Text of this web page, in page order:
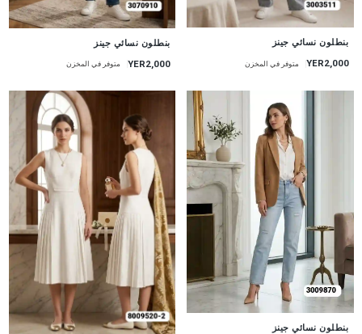
جديد
بنطلون نسائي جينز
YER2,000 متوفر في المخزن
بنطلون نسائي جينز
YER2,000 متوفر في المخزن
بنطلون نسائي جينز